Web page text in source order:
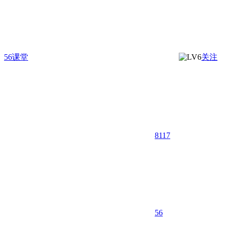
56课堂 关注
8117
56